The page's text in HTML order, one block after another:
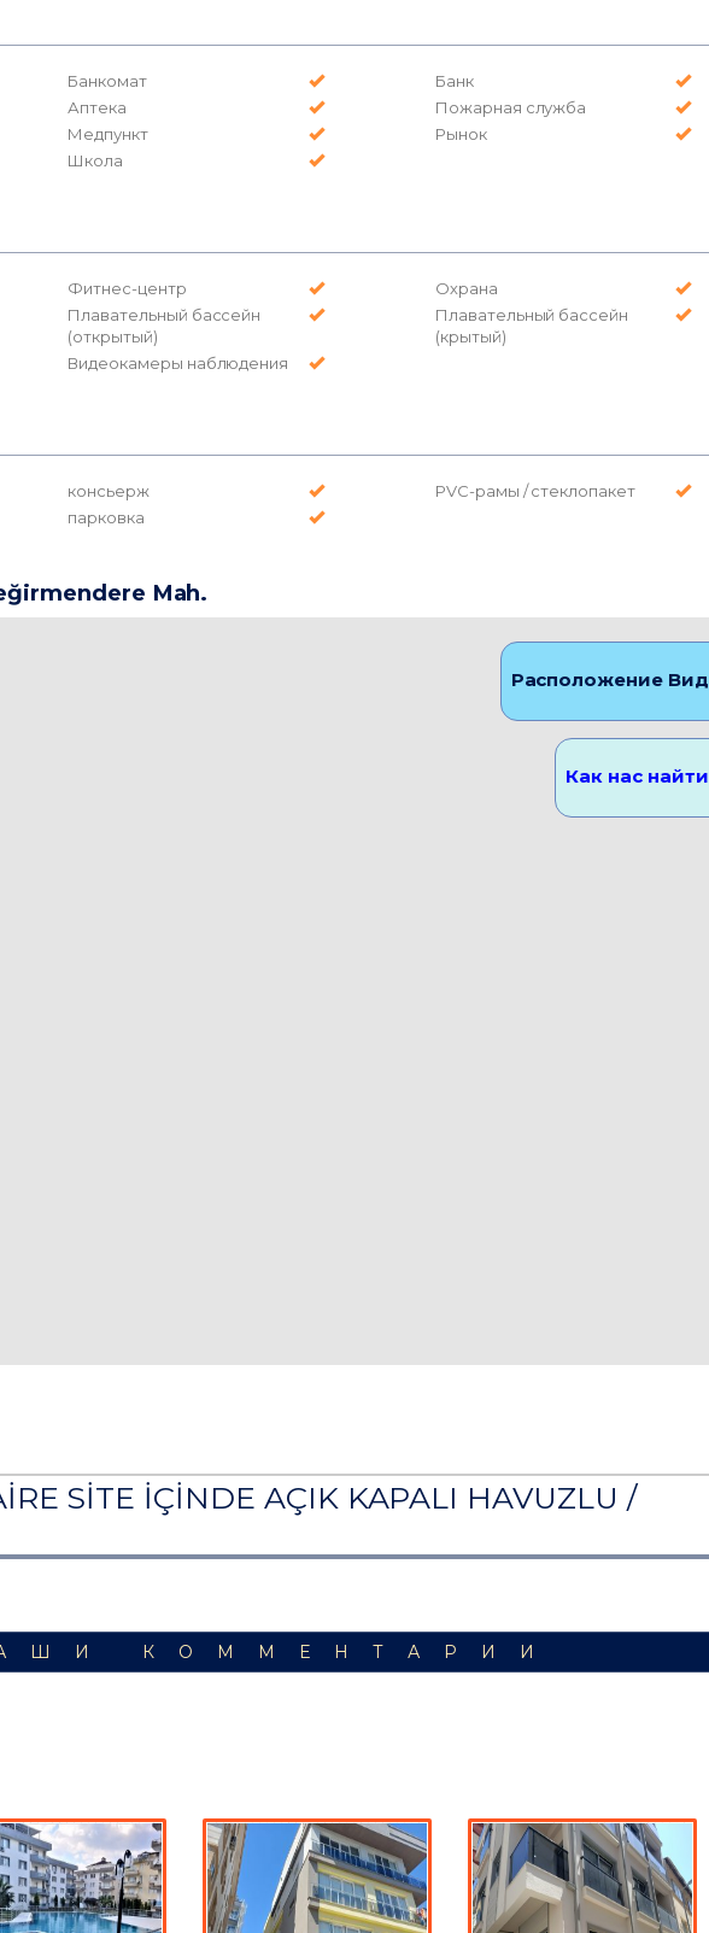
Банкомат
Банк
Аптека
Пожарная служба
Медпункт
Рынок
Школа
Фитнес-центр
Охрана
Плавательный бассейн
(открытый)
Плавательный бассейн
(крытый)
Видеокамеры наблюдения
консьерж
PVC-рамы / стеклопакет
парковка
Mah.
Расположение Вид
Как нас найти
SİTE İÇİNDE AÇIK KAPALI HAVUZLU /
КОММЕНТАРИИ